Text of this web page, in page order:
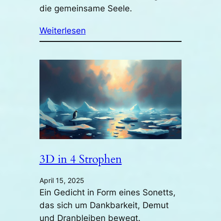
die gemeinsame Seele.
Weiterlesen
3D in 4 Strophen
April 15, 2025
Ein Gedicht in Form eines Sonetts,
das sich um Dankbarkeit, Demut
und Dranbleiben bewegt.